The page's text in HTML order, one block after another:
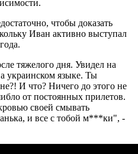
чтобы доказать
Иван активно выступал
тяжелого дня. Увидел на
украинском языке. Ты
И что? Ничего до этого не
от постоянных прилетов.
своей смывать
и все с тобой м***ки", -